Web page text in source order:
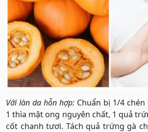
Với làn da hỗn hợp: Chuẩn bị 1/4
1 thìa mật ong nguyên chất, 1 quả
cốt chanh tươi. Tách quả trứng gà